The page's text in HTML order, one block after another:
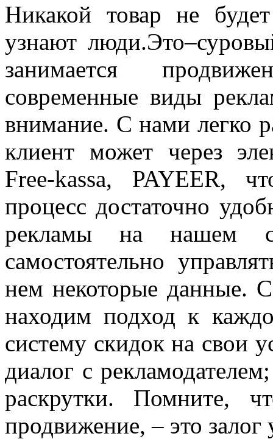
Никакой товар не
узнают
занимается
современные виды
внимание. С нами легко
клиент может через
Free-kassa, PAYEER,
процесс достаточно
рекламы на нашем
самостоятельно
нем некоторые данные.
находим подход к
систему скидок на свои
диалог с
раскрутки. Помните,
продвижение, – это